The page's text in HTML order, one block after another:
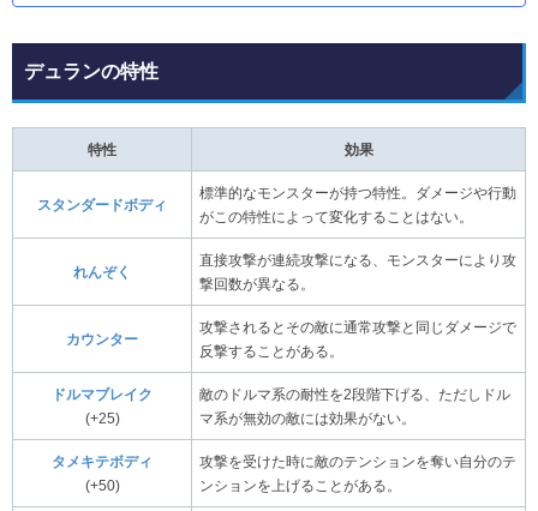
デュランの特性
特性 効果
スタンダードボディ
標準的なモンスターが持つ特性。ダメージや行動
がこの特性によって変化することはない。
れんぞく
直接攻撃が連続攻撃になる、モンスターにより攻
撃回数が異なる。
カウンター
攻撃されるとその敵に通常攻撃と同じダメージで
反撃することがある。
ドルマブレイク
(+25)
敵のドルマ系の耐性を2段階下げる、ただしドル
マ系が無効の敵には効果がない。
タメキテボディ
(+50)
攻撃を受けた時に敵のテンションを奪い自分のテ
ンションを上げることがある。